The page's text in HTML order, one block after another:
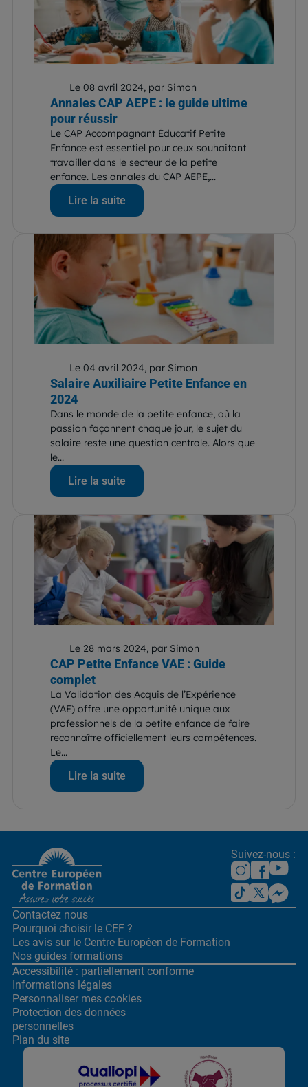
Le 08 avril 2024, par Simon
Annales CAP AEPE : le guide ultime
pour réussir
Le CAP Accompagnant Éducatif Petite
Enfance est essentiel pour ceux souhaitant
travailler dans le secteur de la petite
enfance. Les annales du CAP AEPE,...
Lire la suite
Le 04 avril 2024, par Simon
Salaire Auxiliaire Petite Enfance en
2024
Dans le monde de la petite enfance, où la
passion façonnent chaque jour, le sujet du
salaire reste une question centrale. Alors que
le...
Lire la suite
Le 28 mars 2024, par Simon
CAP Petite Enfance VAE : Guide
complet
La Validation des Acquis de l’Expérience
(VAE) offre une opportunité unique aux
professionnels de la petite enfance de faire
reconnaître officiellement leurs compétences.
Le...
Lire la suite
Suivez-nous :
Contactez nous
Pourquoi choisir le CEF ?
Les avis sur le Centre Européen de Formation
Nos guides formations
Accessibilité : partiellement conforme
Informations légales
Personnaliser mes cookies
Protection des données
personnelles
Plan du site